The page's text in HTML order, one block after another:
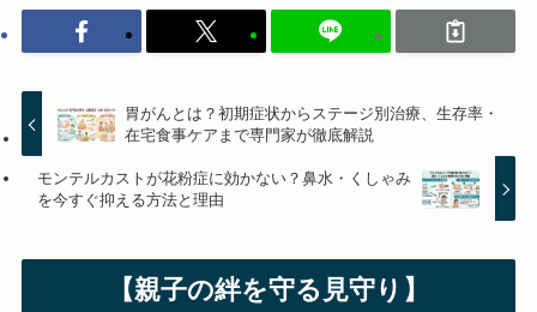
胃がんとは？初期症状からステージ別治療、生存率・
在宅食事ケアまで専門家が徹底解説
モンテルカストが花粉症に効かない？鼻水・くしゃみ
を今すぐ抑える方法と理由
【親子の絆を守る見守り】